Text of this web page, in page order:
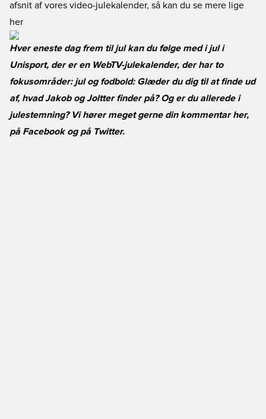
afsnit af vores video-julekalender, så kan du se mere lige
her
Hver eneste dag frem til jul kan du følge med i jul i
Unisport, der er en WebTV-julekalender, der har to
fokusområder: jul og fodbold: Glæder du dig til at finde ud
af, hvad Jakob og Joltter finder på? Og er du allerede i
julestemning? Vi hører meget gerne din kommentar her,
på Facebookog på Twitter.